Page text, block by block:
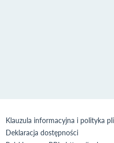
Klauzula informacyjna i polityka
Deklaracja dostępności